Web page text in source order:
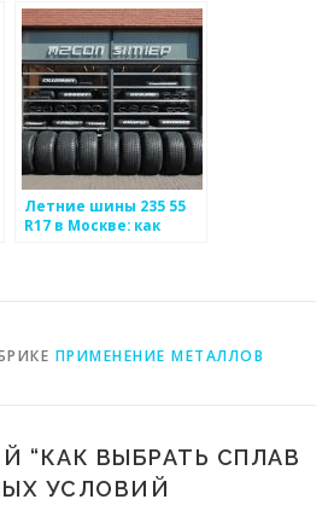
Летние шины 235 55
R17 в Москве: как
ПРИМЕНЕНИЕ МЕТАЛЛОВ
“КАК ВЫБРАТЬ СПЛАВ
УСЛОВИЙ